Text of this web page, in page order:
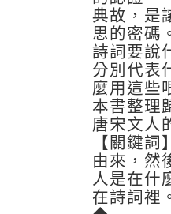
典故，是
思的密碼
詩詞要說
分別代表
麼用這些
本書整理
唐宋文人
【關鍵
由來，然
人是在什
在詩詞裡